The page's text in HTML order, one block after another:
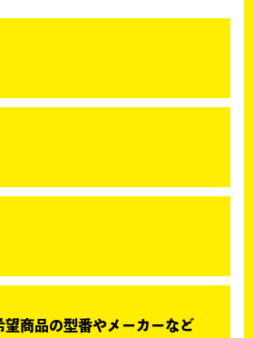
望商品の型番やメーカーなど